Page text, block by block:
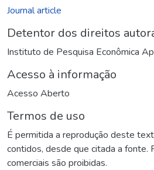
Journal article
Detentor dos direitos
Instituto de Pesquisa Econômica
Acesso à informação
Acesso Aberto
Termos de uso
É permitida a reprodução deste
contidos, desde que citada a fonte.
comerciais são proibidas.